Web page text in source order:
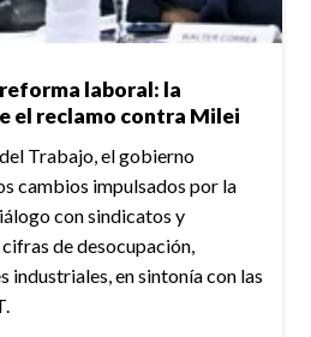
laboral: la
el reclamo contra Milei
Trabajo, el gobierno
cambios impulsados por la
con sindicatos y
de desocupación,
industriales, en sintonía con las